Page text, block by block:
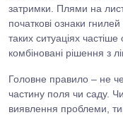
затримки. Плями на
початкові ознаки
таких ситуаціях
комбіновані рішення з
Головне правило – не
частину поля чи саду.
виявлення проблеми,